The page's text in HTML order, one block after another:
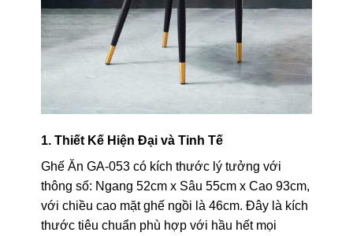
1. Thiết Kế Hiện Đại và Tinh Tế
Ghế Ăn GA-053 có kích thước lý tưởng với
thông số: Ngang 52cm x Sâu 55cm x Cao 93cm,
với chiều cao mặt ghế ngồi là 46cm. Đây là kích
thước tiêu chuẩn phù hợp với hầu hết mọi